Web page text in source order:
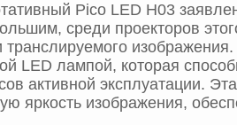
Pico LED H03
среди проекторов
транслируемого
LED лампой, которая
активной эксплуатации.
яркость изображения,